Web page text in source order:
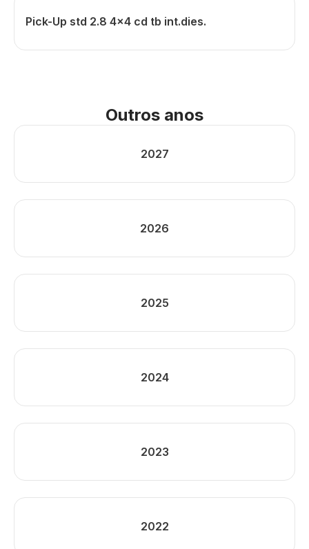
Pick-Up std 2.8 4x4 cd tb int.dies.
Outros anos
2027
2026
2025
2024
2023
2022